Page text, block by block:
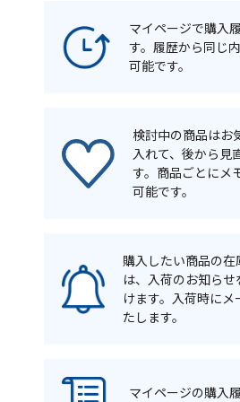
マイページで購入
す。履歴から同じ
可能です。
検討中の商品はお
入れて、後から見
す。商品ごとにメ
可能です。
購入したい商品の
は、入荷のお知ら
けます。入荷時に
たします。
マイページの購入